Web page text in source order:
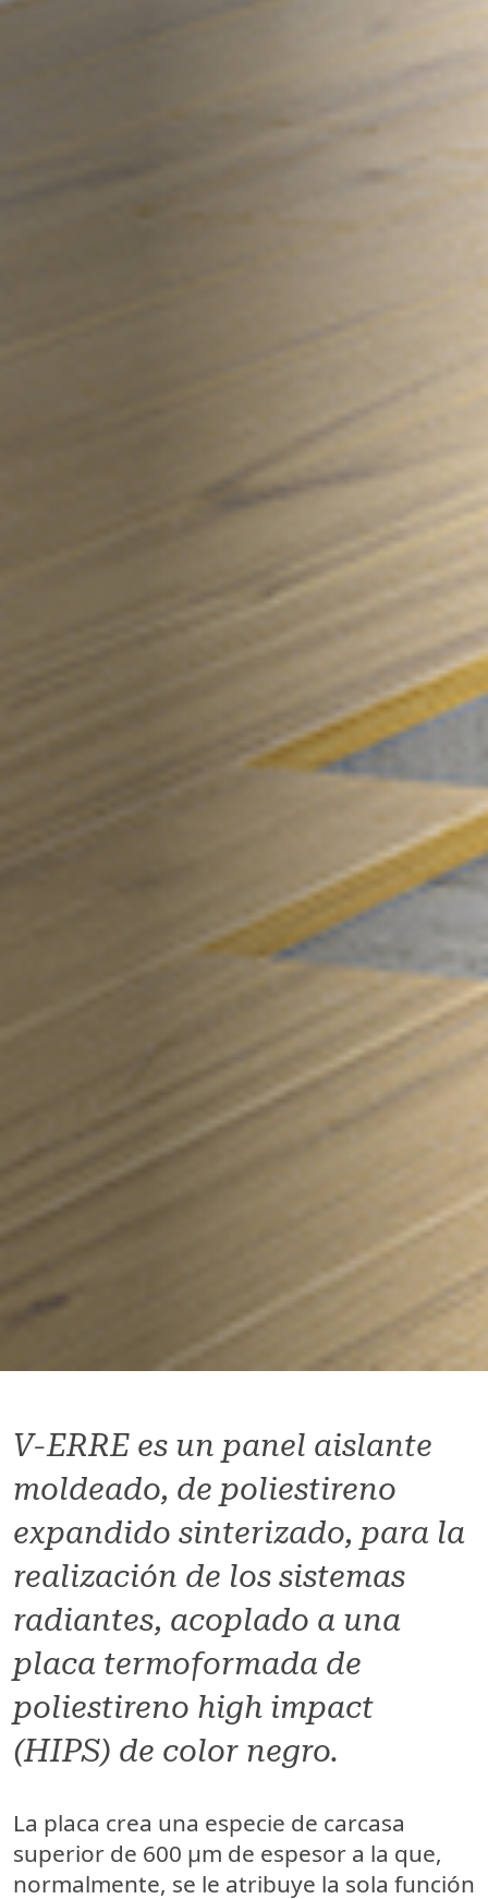
V-ERRE es un panel aislante
moldeado, de poliestireno
expandido sinterizado, para la
realización de los sistemas
radiantes, acoplado a una
placa termoformada de
poliestireno high impact
(HIPS) de color negro.
La placa crea una especie de carcasa
superior de 600 μm de espesor a la que,
normalmente, se le atribuye la sola función